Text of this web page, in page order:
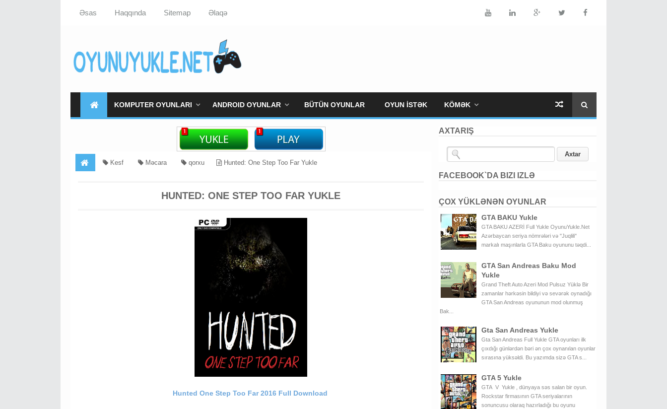
Əsas Haqqında Sitemap Əlaqə
KOMPUTER OYUNLARI ANDROID OYUNLAR BÜTÜN OYUNLAR OYUN İSTƏK KÖMƏK
Kesf Məcara qorxu Hunted: One Step Too Far Yukle
HUNTED: ONE STEP TOO FAR YUKLE
Hunted One Step Too Far 2016 Full Download
AXTARIŞ
FACEBOOK`DA BIZI IZLƏ
ÇOX YÜKLƏNƏN OYUNLAR
GTA BAKU Yukle
GTA BAKU AZERİ Full Yukle OyunuYukle.Net
Azərbaycan seriya nömrələri və "Juqlili"
markalı maşınlarla GTA Baku oyununu təqdi...
GTA San Andreas Baku Mod
Yukle
Grand Theft Auto Azeri Mod Pulsuz Yüklə Bir
zamanlar hərkəsin bildiyi və sevərək oynadığı
GTA San Andreas oyununun mod olunmuş
Bak...
Gta San Andreas Yukle
Gta San Andreas Full Yukle GTA oyunları ilk
çıxdığı günlərdən bəri ən çox oynanılan oyunlar
sırasına yüksəldi. Bu yazımda sizə GTA s...
GTA 5 Yukle
GTA V Yukle , dünyaya səs salan bir oyun.
Rockstar firmasının GTA seriyalarının
sonuncusu olaraq hazırladığı bu oyunu